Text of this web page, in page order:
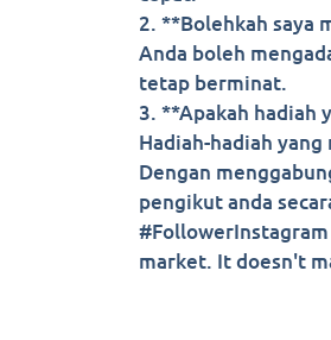
2. **Bolehkah saya
Anda boleh
tetap berminat.
3. **Apakah hadiah
Hadiah-hadiah
Dengan
pengikut anda
market. It doesn't